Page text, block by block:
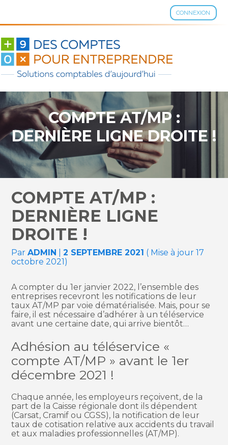
CONNEXION
Aller
contenu
COMPTE AT/MP :
DERNIÈRE LIGNE DROITE !
COMPTE AT/MP :
DERNIÈRE LIGNE
DROITE !
ParADMIN |2 SEPTEMBRE 2021 ( Mise à jour 17
octobre 2021)
A compter du 1er janvier 2022, l’ensemble des
entreprises recevront les notifications de leur
taux AT/MP par voie dématérialisée. Mais, pour se
faire, il est nécessaire d’adhérer à un téléservice
avant une certaine date, qui arrive bientôt…
Adhésion au téléservice «
compte AT/MP » avant le 1er
décembre 2021 !
Chaque année, les employeurs reçoivent, de la
part de la Caisse régionale dont ils dépendent
(Carsat, Cramif ou CGSS), la notification de leur
taux de cotisation relative aux accidents du travail
et aux maladies professionnelles (AT/MP).